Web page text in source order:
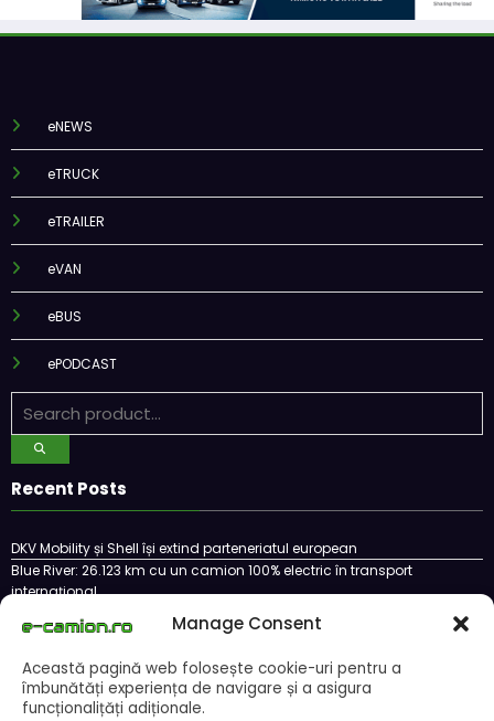
Manage Consent
Această pagină web folosește cookie-uri pentru a
îmbunătăți experiența de navigare și a asigura
funcționalițăți adiționale.
eNEWS
eTRUCK
eTRAILER
eVAN
eBUS
ePODCAST
Recent Posts
DKV Mobility și Shell își extind parteneriatul european
Blue River: 26.123 km cu un camion 100% electric în transport
internațional
Proiectul Revoy prinde contur
Sailun își extinde gama de anvelope pentru camioane
Lars Ljungström a fost numit director general (CFO) pentru cellcentric